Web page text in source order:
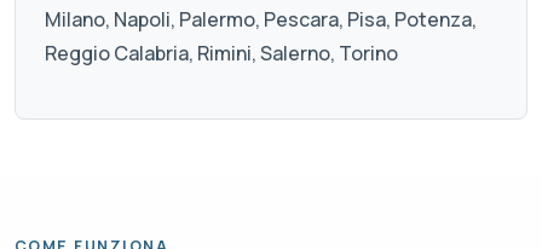
Milano, Napoli, Palermo, Pescara, Pisa, Potenza,
Reggio Calabria, Rimini, Salerno, Torino